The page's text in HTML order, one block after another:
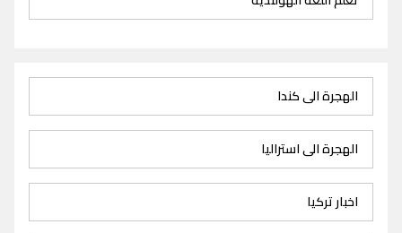
الهجرة الى كندا
الهجرة الى استراليا
اخبار تركيا